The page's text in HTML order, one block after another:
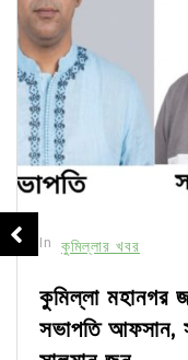
In কুমিল্লার খবর
কুমিল্লা মহানগর
সভাপতি আফসান,